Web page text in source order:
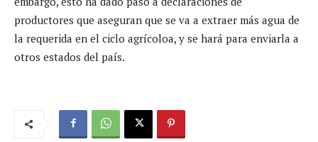
productores que aseguran que se va a extraer más agua de
la requerida en el ciclo agrícoloa, y se hará para enviarla a
otros estados del país.